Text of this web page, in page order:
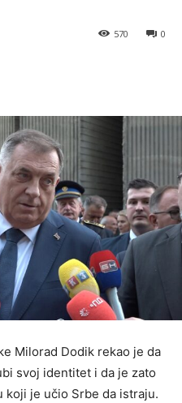
0
570
Milorad Dodik rekao je da
svoj identitet i da je zato
koji je učio Srbe da istraju.